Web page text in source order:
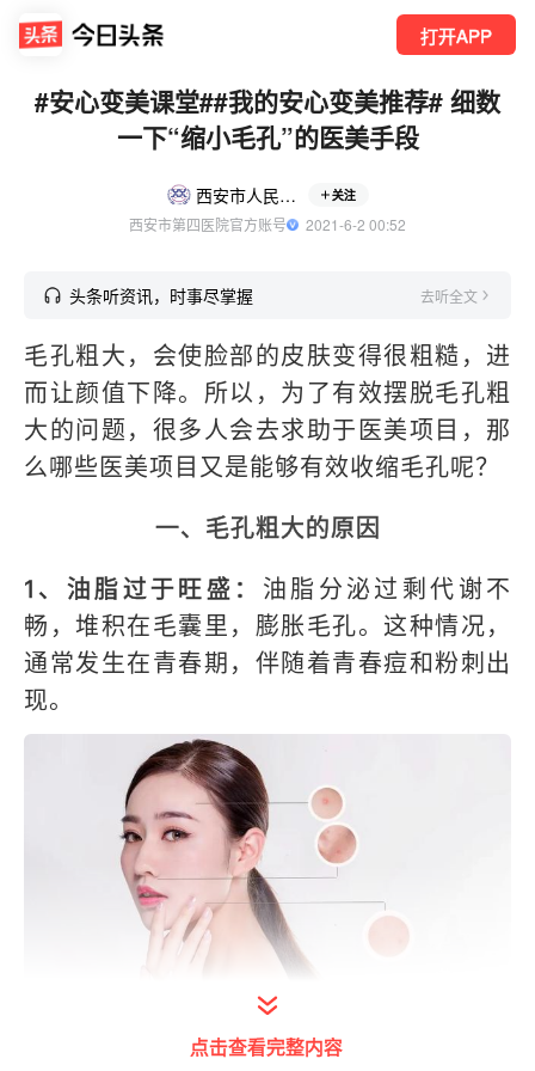
打开APP
#安心变美课堂##我的安心变美推荐# 细数
一下“缩小毛孔”的医美手段
西安市人民医院（西安市第四医院） 关注
西安市第四医院官方账号
  2021-6-2 00:52
头条听资讯，时事尽掌握 去听全文
毛孔粗大，会使脸部的皮肤变得很粗糙，进
而让颜值下降。所以，为了有效摆脱毛孔粗
大的问题，很多人会去求助于医美项目，那
么哪些医美项目又是能够有效收缩毛孔呢？
一、毛孔粗大的原因
1、油脂过于旺盛： 油脂分泌过剩代谢不
畅，堆积在毛囊里，膨胀毛孔。这种情况，
通常发生在青春期，伴随着青春痘和粉刺出
现。
点击查看完整内容